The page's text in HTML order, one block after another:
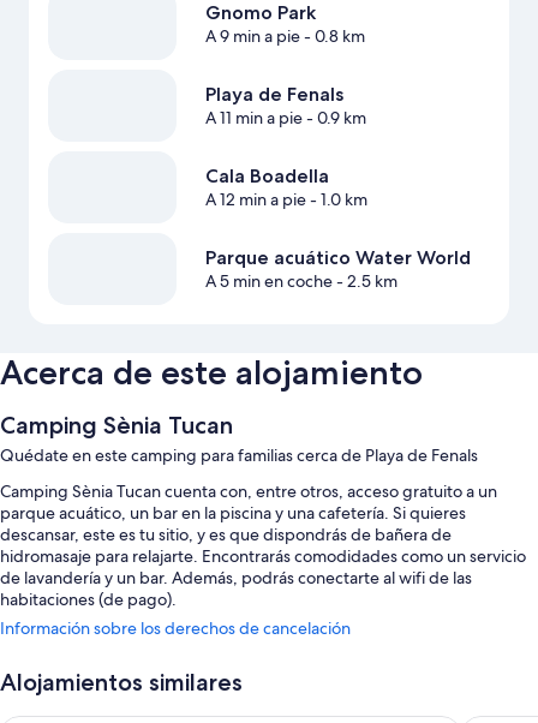
Gnomo Park
A 9 min a pie- 0.8 km
Playa de Fenals
A 11 min a pie- 0.9 km
Cala Boadella
A 12 min a pie- 1.0 km
Parque acuático Water World
A 5 min en coche- 2.5 km
Acerca de este alojamiento
Camping Sènia Tucan
Quédate en este camping para familias cerca de Playa de Fenals
Camping Sènia Tucan cuenta con, entre otros, acceso gratuito a un
parque acuático, un bar en la piscina y una cafetería. Si quieres
descansar, este es tu sitio, y es que dispondrás de bañera de
hidromasaje para relajarte. Encontrarás comodidades como un servicio
de lavandería y un bar. Además, podrás conectarte al wifi de las
habitaciones (de pago).
También te encantarán estos servicios:
Una piscina al aire libre y una piscina infantil, con un tobogán
acuático, tumbonas y sombrillas
Información sobre los derechos de cancelación
Alojamientos similares